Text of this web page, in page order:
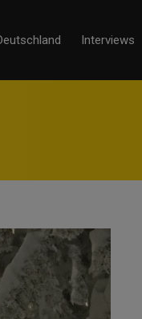
Interviews